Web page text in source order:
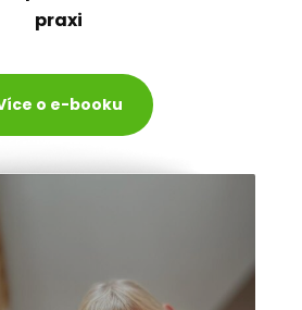
praxi
o e-booku